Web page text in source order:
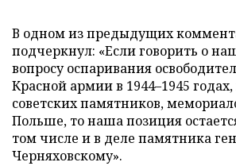
В одном из предыдущих
подчеркнул: «Если говорить о
вопросу оспаривания
Красной армии в 1944–1945
советских памятников,
Польше, то наша позиция
том числе и в деле памятника
Черняховскому».